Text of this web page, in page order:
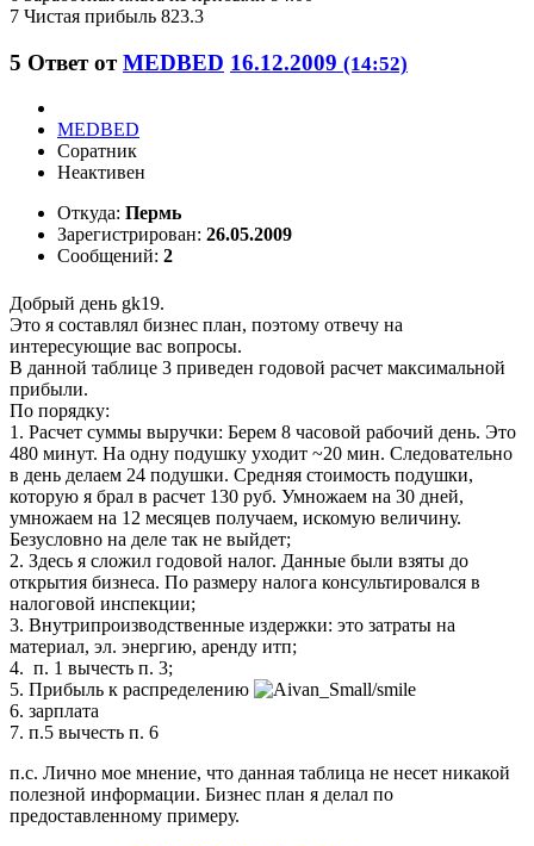
7 Чистая прибыль 823.3
5 Ответ отMEDBED 16.12.2009 (14:52)
MEDBED
Соратник
Неактивен
Откуда: Пермь
Зарегистрирован: 26.05.2009
Сообщений: 2
Добрый день gk19.
Это я составлял бизнес план, поэтому отвечу на
интересующие вас вопросы.
В данной таблице 3 приведен годовой расчет максимальной
прибыли.
По порядку:
1. Расчет суммы выручки: Берем 8 часовой рабочий день. Это
480 минут. На одну подушку уходит ~20 мин. Следовательно
в день делаем 24 подушки. Средняя стоимость подушки,
которую я брал в расчет 130 руб. Умножаем на 30 дней,
умножаем на 12 месяцев получаем, искомую величину.
Безусловно на деле так не выйдет;
2. Здесь я сложил годовой налог. Данные были взяты до
открытия бизнеса. По размеру налога консультировался в
налоговой инспекции;
3. Внутрипроизводственные издержки: это затраты на
материал, эл. энергию, аренду итп;
4. п. 1 вычесть п. 3;
5. Прибыль к распределению
6. зарплата
7. п.5 вычесть п. 6
п.с. Лично мое мнение, что данная таблица не несет никакой
полезной информации. Бизнес план я делал по
предоставленному примеру.